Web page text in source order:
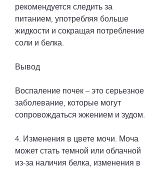
рекомендуется следить за
питанием, употребляя больше
жидкости и сокращая потребление
соли и белка.
Вывод
Воспаление почек – это серьезное
заболевание, которые могут
сопровождаться жжением и зудом.
4. Изменения в цвете мочи. Моча
может стать темной или облачной
из-за наличия белка, изменения в